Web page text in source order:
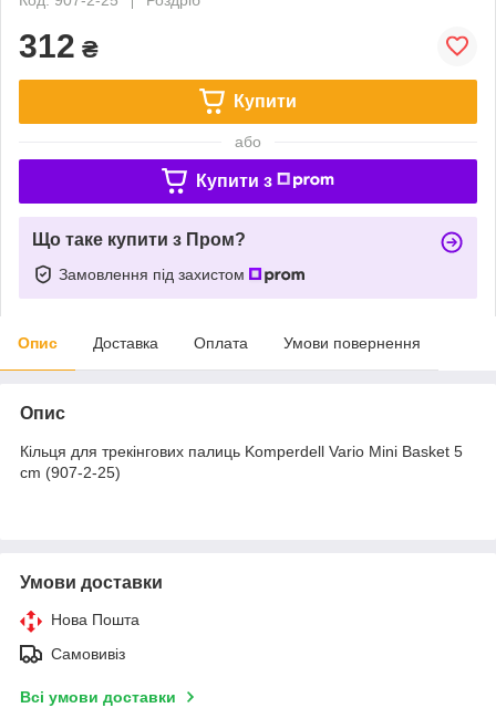
312 ₴
Купити
або
Купити з
Що таке купити з Пром?
Замовлення під захистом
Опис Доставка Оплата Умови повернення
Опис
Кільця для трекінгових палиць Komperdell Vario Mini Basket 5
cm (907-2-25)
Умови доставки
Нова Пошта
Самовивіз
Всі умови доставки